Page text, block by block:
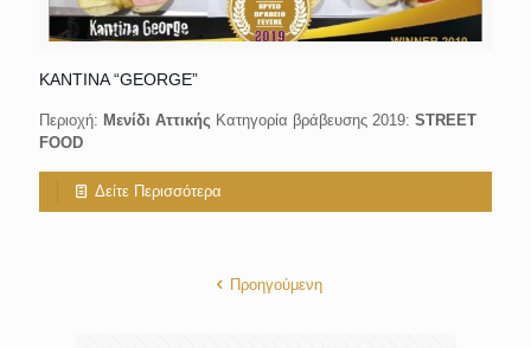
ΚΑΝΤΙΝΑ “GEORGE”
Περιοχή: Μενίδι Αττικής Κατηγορία βράβευσης 2019: STREET
FOOD
Δείτε Περισσότερα
Προηγούμενη